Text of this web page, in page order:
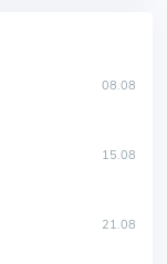
08.08
15.08
21.08